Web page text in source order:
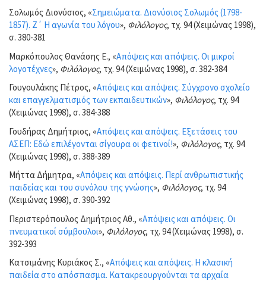
Σολωμός Διονύσιος, «Σημειώματα. Διονύσιος Σολωμός (1798-
1857). Ζ΄ Η αγωνία του λόγου», Φιλόλογος, τχ. 94 (Χειμώνας 1998),
σ. 380-381
Μαρκόπουλος Θανάσης Ε., «Απόψεις και απόψεις. Οι μικροί
λογοτέχνες», Φιλόλογος, τχ. 94 (Χειμώνας 1998), σ. 382-384
Γουγουλάκης Πέτρος, «Απόψεις και απόψεις. Σύγχρονο σχολείο
και επαγγελματισμός των εκπαιδευτικών», Φιλόλογος, τχ. 94
(Χειμώνας 1998), σ. 384-388
Γουδήρας Δημήτριος, «Απόψεις και απόψεις. Εξετάσεις του
ΑΣΕΠ: Εδώ επιλέγονται σίγουρα οι φετινοί!», Φιλόλογος, τχ. 94
(Χειμώνας 1998), σ. 388-389
Μήττα Δήμητρα, «Απόψεις και απόψεις. Περί ανθρωπιστικής
παιδείας και του συνόλου της γνώσης», Φιλόλογος, τχ. 94
(Χειμώνας 1998), σ. 390-392
Περιστερόπουλος Δημήτριος Αθ., «Απόψεις και απόψεις. Οι
πνευματικοί σύμβουλοι», Φιλόλογος, τχ. 94 (Χειμώνας 1998), σ.
392-393
Κατσιμάνης Κυριάκος Σ., «Απόψεις και απόψεις. Η κλασική
παιδεία στο απόσπασμα. Κατακρεουργούνται τα αρχαία